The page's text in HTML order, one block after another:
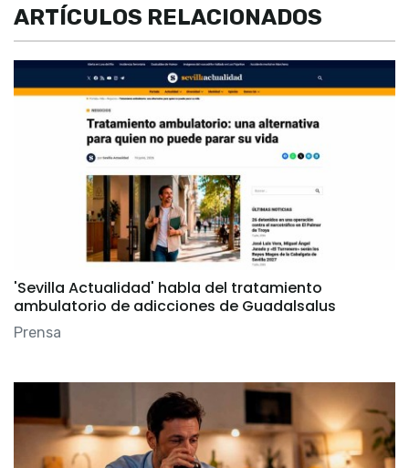
ARTÍCULOS RELACIONADOS
'Sevilla Actualidad' habla del tratamiento
ambulatorio de adicciones de Guadalsalus
Prensa